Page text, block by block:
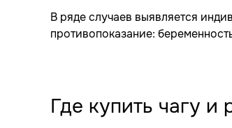
В ряде случаев выявляется
противопоказание:
Где купить чагу и